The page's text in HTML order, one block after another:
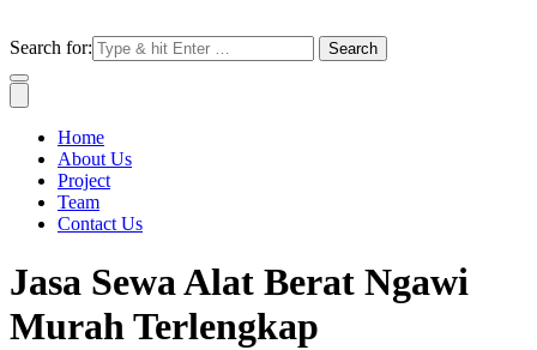
Search for:
Home
About Us
Project
Team
Contact Us
Jasa Sewa Alat Berat Ngawi
Murah Terlengkap